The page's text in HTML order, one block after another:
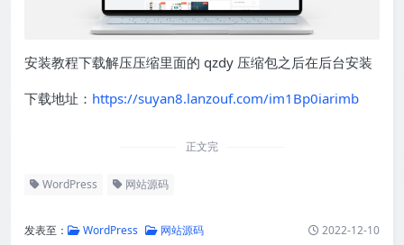
安装教程下载解压压缩里面的 qzdy 压缩包之后在后台安装
下载地址： https://suyan8.lanzouf.com/im1Bp0iarimb
正文完
WordPress 网站源码
发表至： WordPress 网站源码 2022-12-10